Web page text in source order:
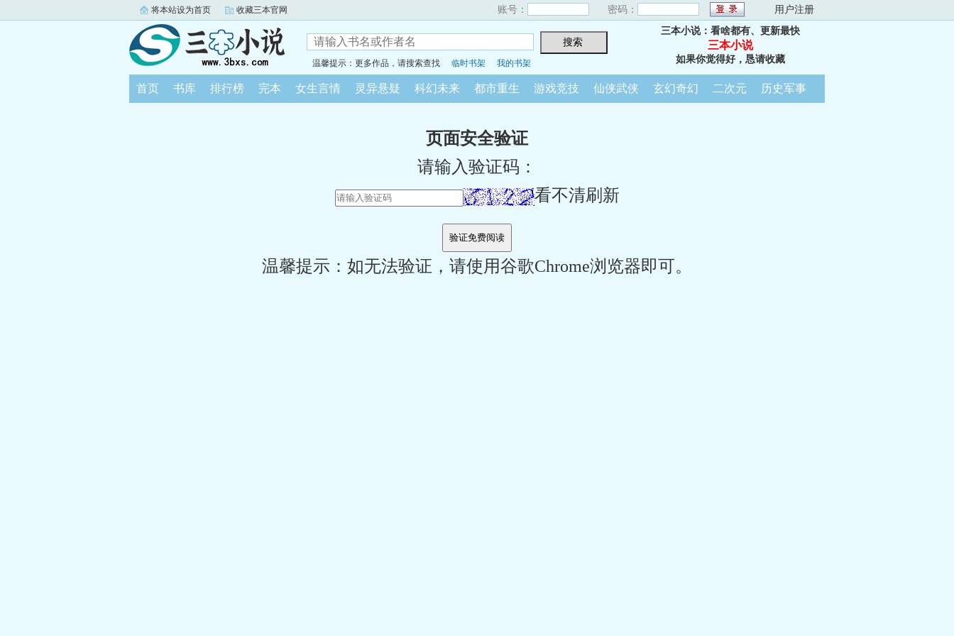
将本站设为首页 收藏三本官网 账号： 密码： 用户注册
温馨提示：更多作品，请搜索查找 临时书架 我的书架
三本小说：看啥都有、更新最快
三本小说
如果你觉得好，恳请收藏
首页 书库 排行榜 完本 女生言情 灵异悬疑 科幻未来 都市重生 游戏竞技 仙侠武侠 玄幻奇幻 二次元 历史军事
页面安全验证
请输入验证码：
看不清刷新
温馨提示：如无法验证，请使用谷歌Chrome浏览器即可。